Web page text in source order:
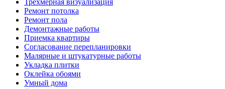
Трехмерная визуализация
Ремонт потолка
Ремонт пола
Демонтажные работы
Приемка квартиры
Согласование перепланировки
Малярные и штукатурные работы
Укладка плитки
Оклейка обоями
Умный дома